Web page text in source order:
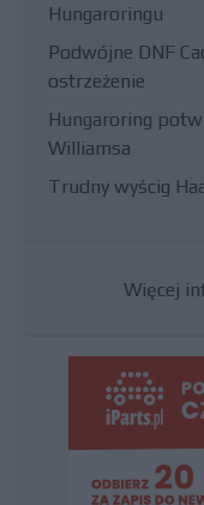
Hungaroringu
Podwójne DNF
ostrzeżenie
Hungaroring
Williamsa
Trudny wyścig
Więcej